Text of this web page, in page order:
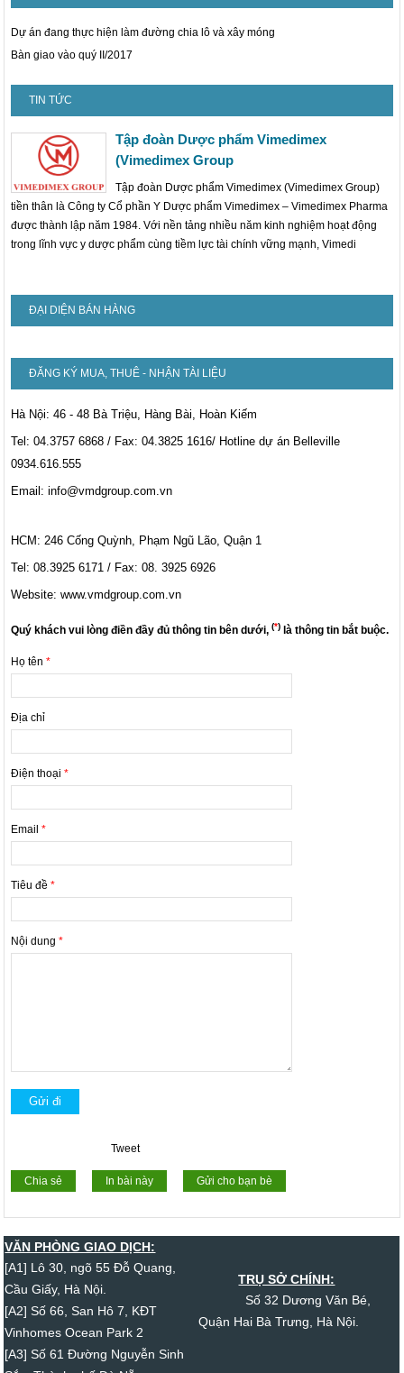
Dự án đang thực hiện làm đường chia lô và xây móng
Bàn giao vào quý II/2017
TIN TỨC
Tập đoàn Dược phẩm Vimedimex
(Vimedimex Group
Tập đoàn Dược phẩm Vimedimex (Vimedimex Group)
tiền thân là Công ty Cổ phần Y Dược phẩm Vimedimex – Vimedimex Pharma
được thành lập năm 1984. Với nền tảng nhiều năm kinh nghiệm hoạt động
trong lĩnh vực y dược phẩm cùng tiềm lực tài chính vững mạnh, Vimedi
ĐẠI DIỆN BÁN HÀNG
ĐĂNG KÝ MUA, THUÊ - NHẬN TÀI LIỆU
Hà Nội: 46 - 48 Bà Triệu, Hàng Bài, Hoàn Kiếm
Tel: 04.3757 6868 / Fax: 04.3825 1616/ Hotline dự án Belleville
0934.616.555
Email: info@vmdgroup.com.vn
HCM: 246 Cống Quỳnh, Phạm Ngũ Lão, Quận 1
Tel: 08.3925 6171 / Fax: 08. 3925 6926
Website: www.vmdgroup.com.vn
Quý khách vui lòng điền đầy đủ thông tin bên dưới,(*) là thông tin bắt buộc.
Họ tên*
Địa chỉ
Điện thoại*
Email*
Tiêu đề*
Nội dung*
Tweet
Chia sẻ In bài này Gửi cho bạn bè
VĂN PHÒNG GIAO DỊCH:
[A1] Lô 30, ngõ 55 Đỗ Quang,
Cầu Giấy, Hà Nội.
[A2] Số 66, San Hô 7, KĐT
Vinhomes Ocean Park 2
[A3] Số 61 Đường Nguyễn Sinh
TRỤ SỞ CHÍNH:
Số 32 Dương Văn Bé,
Quận Hai Bà Trưng, Hà Nội.